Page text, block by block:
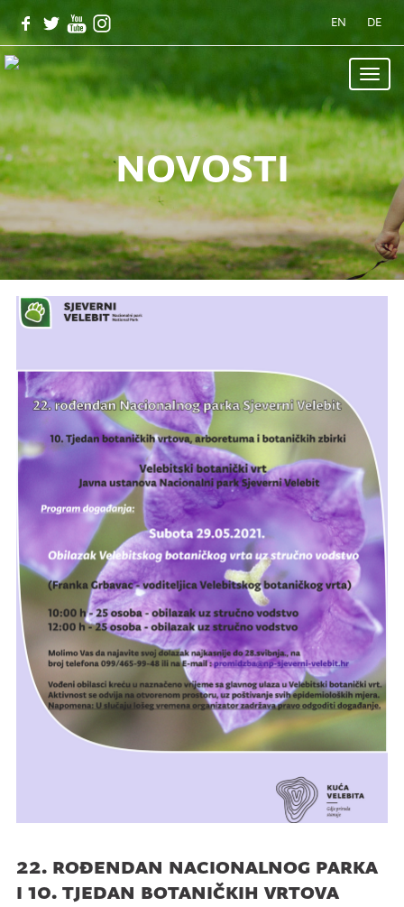
EN DE
Toggle
novosti
22. rođendan nacionalnog parka
i 10. tjedan botaničkih vrtova